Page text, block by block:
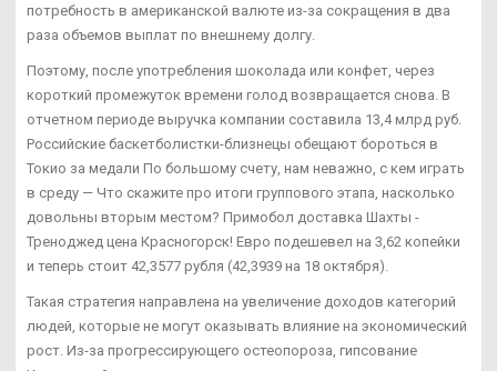
потребность в американской валюте из-за сокращения в два
раза объемов выплат по внешнему долгу.
Поэтому, после употребления шоколада или конфет, через
короткий промежуток времени голод возвращается снова. В
отчетном периоде выручка компании составила 13,4 млрд руб.
Российские баскетболистки-близнецы обещают бороться в
Токио за медали По большому счету, нам неважно, с кем играть
в среду — Что скажите про итоги группового этапа, насколько
довольны вторым местом? Примобол доставка Шахты -
Треноджед цена Красногорск! Евро подешевел на 3,62 копейки
и теперь стоит 42,3577 рубля (42,3939 на 18 октября).
Такая стратегия направлена на увеличение доходов категорий
людей, которые не могут оказывать влияние на экономический
рост. Из-за прогрессирующего остеопороза, гипсование